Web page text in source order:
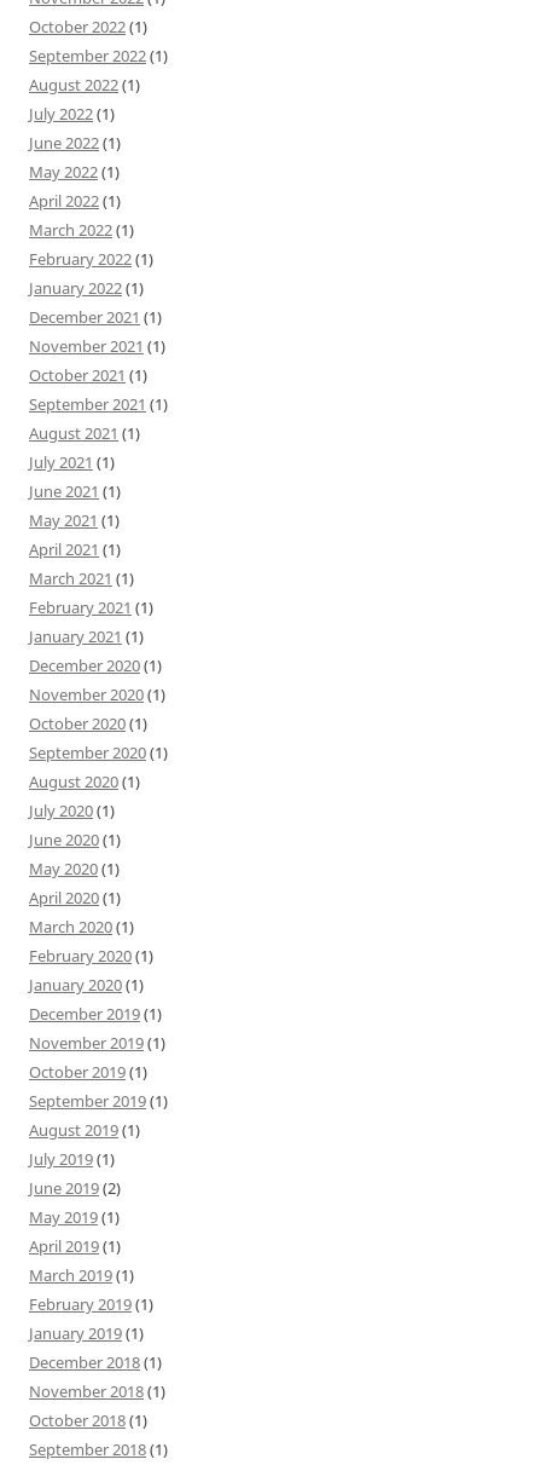
October 2022(1)
September 2022(1)
August 2022(1)
July 2022(1)
June 2022(1)
May 2022(1)
April 2022(1)
March 2022(1)
February 2022(1)
January 2022(1)
December 2021 (1)
November 2021 (1)
October 2021 (1)
September 2021 (1)
August 2021 (1)
July 2021 (1)
June 2021 (1)
May 2021 (1)
April 2021 (1)
March 2021 (1)
February 2021 (1)
January 2021 (1)
December 2020(1)
November 2020(1)
October 2020(1)
September 2020(1)
August 2020(1)
July 2020(1)
June 2020(1)
May 2020(1)
April 2020(1)
March 2020(1)
February 2020(1)
January 2020(1)
December 2019(1)
November 2019(1)
October 2019(1)
September 2019(1)
August 2019(1)
July 2019(1)
June 2019(2)
May 2019(1)
April 2019(1)
March 2019(1)
February 2019(1)
January 2019(1)
December 2018(1)
November 2018(1)
October 2018(1)
September 2018(1)